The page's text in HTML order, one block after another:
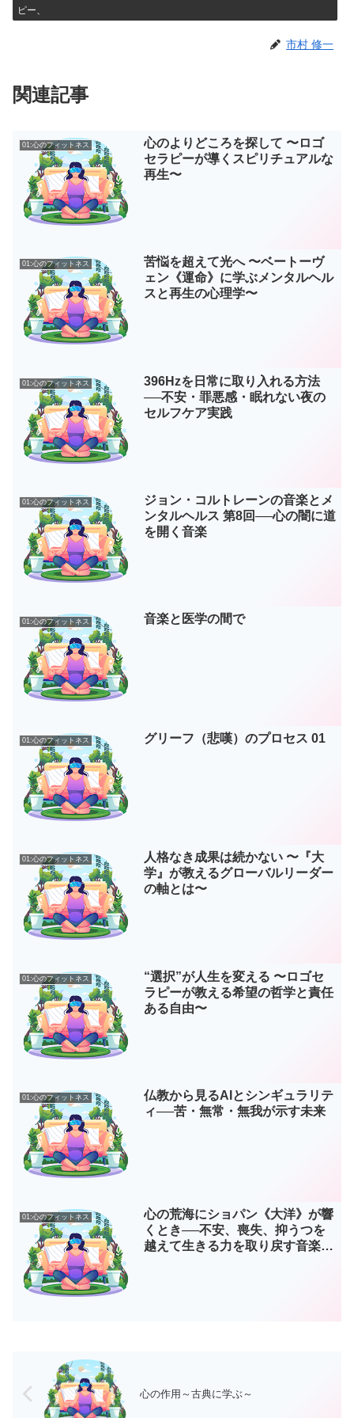
k
ピー、
市村 修一
関連記事
01:心のフィットネス
心のよりどころを探して 〜ロゴ
セラピーが導くスピリチュアルな
再生〜
01:心のフィットネス
苦悩を超えて光へ 〜ベートーヴ
ェン《運命》に学ぶメンタルヘル
スと再生の心理学〜
01:心のフィットネス
396Hzを日常に取り入れる方法
──不安・罪悪感・眠れない夜の
セルフケア実践
01:心のフィットネス
ジョン・コルトレーンの音楽とメ
ンタルヘルス 第8回──心の闇に道
を開く音楽
01:心のフィットネス 音楽と医学の間で
01:心のフィットネス グリーフ（悲嘆）のプロセス 01
01:心のフィットネス
人格なき成果は続かない 〜『大
学』が教えるグローバルリーダー
の軸とは〜
01:心のフィットネス
“選択”が人生を変える 〜ロゴセ
ラピーが教える希望の哲学と責任
ある自由〜
01:心のフィットネス
仏教から見るAIとシンギュラリテ
ィ──苦・無常・無我が示す未来
01:心のフィットネス
心の荒海にショパン《大洋》が響
くとき──不安、喪失、抑うつを
越えて生きる力を取り戻す音楽の
心の作用～古典に学ぶ～